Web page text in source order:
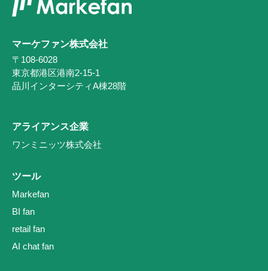
マーケファン株式会社
〒108-6028
東京都港区港南2-15-1
品川インターシティA棟28階
アライアンス企業
ワンミニッツ株式会社
ツール
Markefan
BI fan
retail fan
AI chat fan